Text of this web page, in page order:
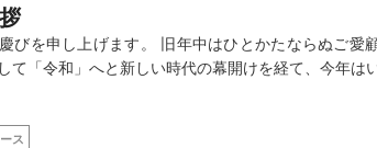
びを申し上げます。 旧年中はひとかたならぬご愛
て「令和」へと新しい時代の幕開けを経て、今年は
ス